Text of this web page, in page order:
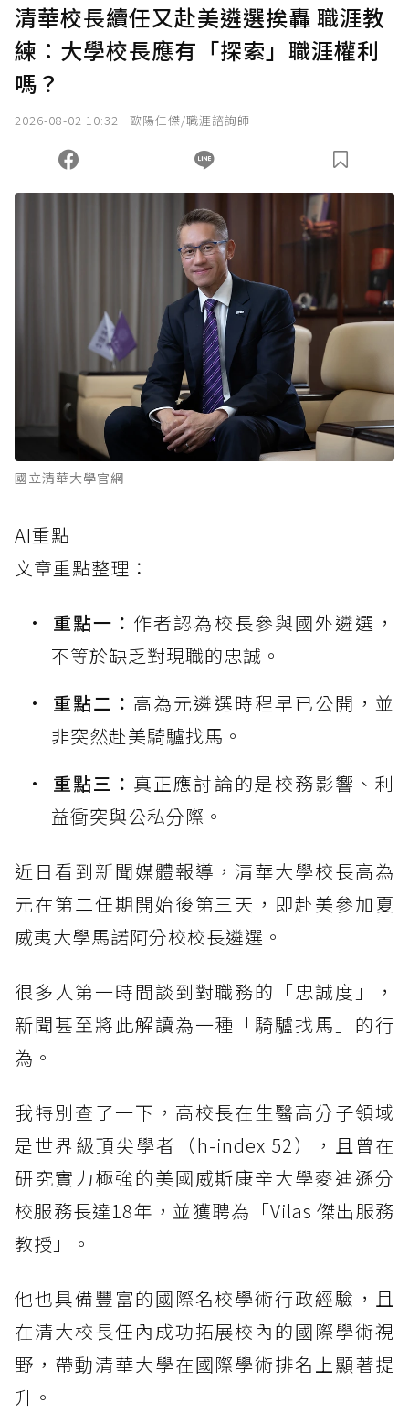
確認送出
您當前剩餘 U 利點數：0點；前往 購買點數
清華校長續任又赴美遴選挨轟 職涯教
練：大學校長應有「探索」職涯權利
嗎？
2026-08-02 10:32 歐陽仁傑/職涯諮詢師
國立清華大學官網
AI重點
文章重點整理：
重點一： 作者認為校長參與國外遴選，
不等於缺乏對現職的忠誠。
重點二： 高為元遴選時程早已公開，並
非突然赴美騎驢找馬。
重點三： 真正應討論的是校務影響、利
益衝突與公私分際。
近日看到新聞媒體報導，清華大學校長高為
元在第二任期開始後第三天，即赴美參加夏
威夷大學馬諾阿分校校長遴選。
很多人第一時間談到對職務的「忠誠度」，
新聞甚至將此解讀為一種「騎驢找馬」的行
為。
我特別查了一下，高校長在生醫高分子領域
是世界級頂尖學者（h-index 52），且曾在
研究實力極強的美國威斯康辛大學麥迪遜分
校服務長達18年，並獲聘為「Vilas 傑出服務
教授」。
他也具備豐富的國際名校學術行政經驗，且
在清大校長任內成功拓展校內的國際學術視
野，帶動清華大學在國際學術排名上顯著提
升。